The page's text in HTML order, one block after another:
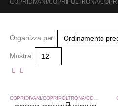
COPRIDIVANI/COPRIPOLTRONA/
Organizza per:
Mostra: